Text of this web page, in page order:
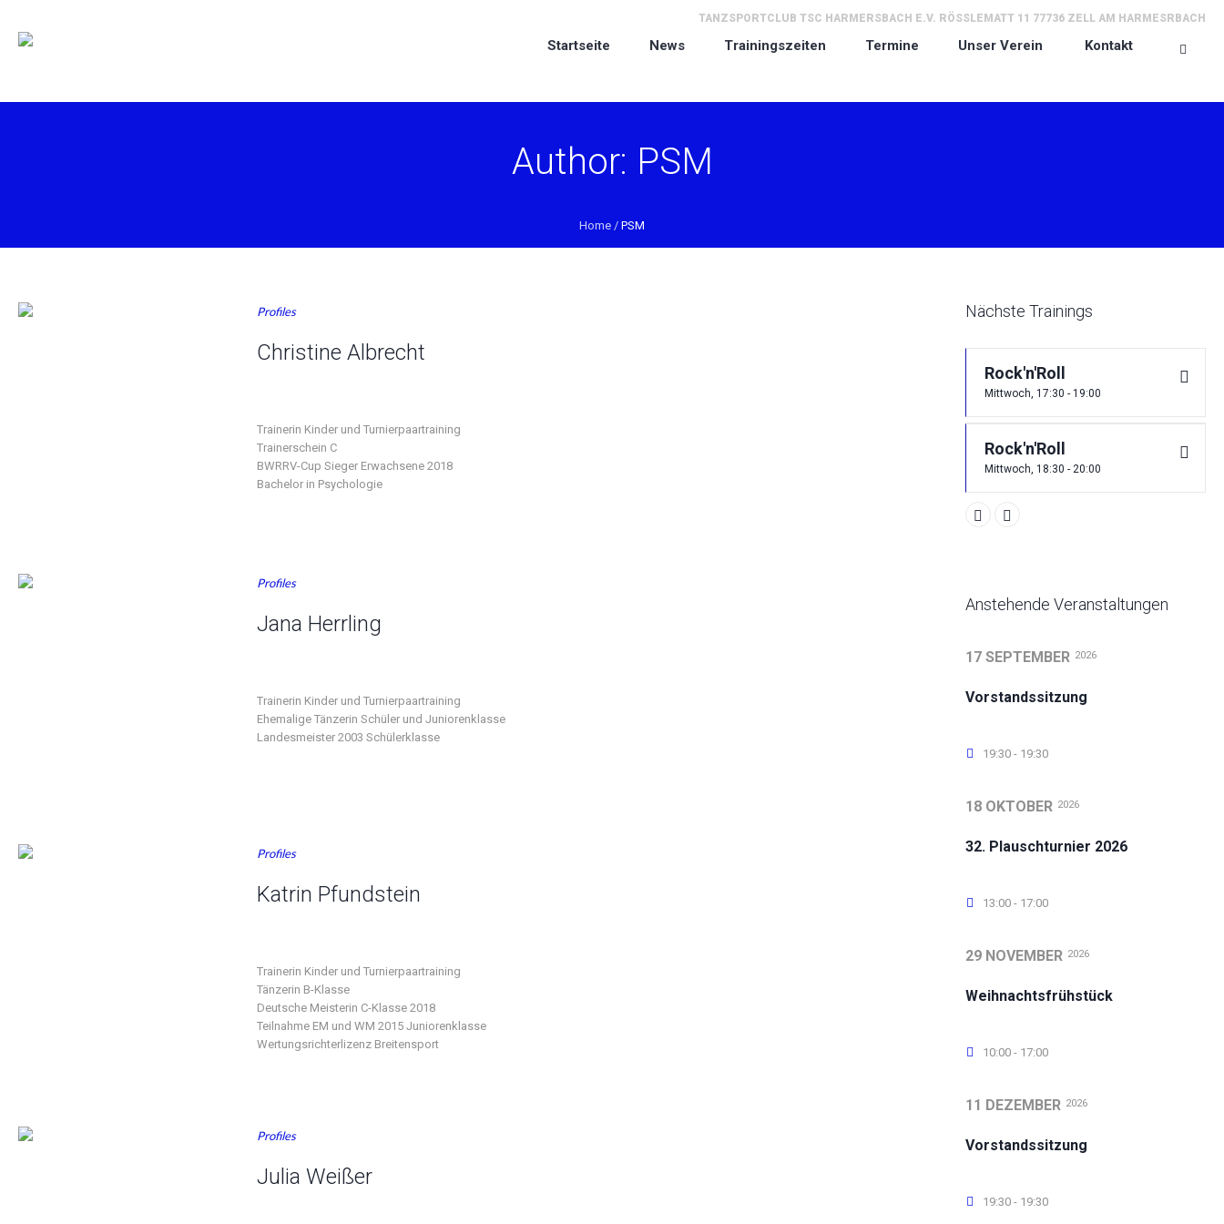
TANZSPORTCLUB TSC HARMERSBACH E.V. RÖSSLEMATT 11 77736 ZELL AM HARMESRBACH
Startseite News Trainingszeiten Termine Unser Verein Kontakt
Author: PSM
Home / PSM
Profiles
Christine Albrecht
Trainerin Kinder und Turnierpaartraining
Trainerschein C
BWRRV-Cup Sieger Erwachsene 2018
Bachelor in Psychologie
Profiles
Jana Herrling
Trainerin Kinder und Turnierpaartraining
Ehemalige Tänzerin Schüler und Juniorenklasse
Landesmeister 2003 Schülerklasse
Profiles
Katrin Pfundstein
Trainerin Kinder und Turnierpaartraining
Tänzerin B-Klasse
Deutsche Meisterin C-Klasse 2018
Teilnahme EM und WM 2015 Juniorenklasse
Wertungsrichterlizenz Breitensport
Profiles
Julia Weißer
Nächste Trainings
Rock'n'Roll
Mittwoch, 17:30 - 19:00
Rock'n'Roll
Mittwoch, 18:30 - 20:00
Anstehende Veranstaltungen
17 SEPTEMBER 2026
Vorstandssitzung
19:30 - 19:30
18 OKTOBER 2026
32. Plauschturnier 2026
13:00 - 17:00
29 NOVEMBER 2026
Weihnachtsfrühstück
10:00 - 17:00
11 DEZEMBER 2026
Vorstandssitzung
19:30 - 19:30